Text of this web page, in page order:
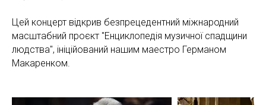
Цей концерт відкрив безпрецедентний міжнародний
масштабний проєкт "Енциклопедія музичної спадщини
людства", ініційований нашим маестро Германом
Макаренком.